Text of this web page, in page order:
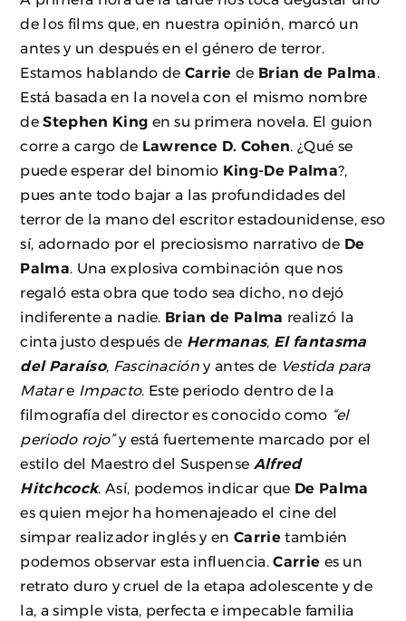
de los films que, en nuestra opinión, marcó un
antes y un después en el género de terror.
Estamos hablando de Carrie de Brian de Palma.
Está basada en la novela con el mismo nombre
deStephen King en su primera novela. El guion
corre a cargo de Lawrence D. Cohen. ¿Qué se
puede esperar del binomio King-De Palma?,
pues ante todo bajar a las profundidades del
terror de la mano del escritor estadounidense, eso
sí, adornado por el preciosismo narrativo de De
Palma. Una explosiva combinación que nos
regaló esta obra que todo sea dicho, no dejó
indiferente a nadie. Brian de Palma realizó la
cinta justo después de Hermanas, El fantasma
del Paraíso, Fascinación y antes de Vestida para
Matare Impacto. Este periodo dentro de la
filmografía del director es conocido como “el
periodo rojo”y está fuertemente marcado por el
estilo del Maestro del Suspense Alfred
Hitchcock. Así, podemos indicar que De Palma
es quien mejor ha homenajeado el cine del
simpar realizador inglés y enCarrietambién
podemos observar esta influencia.Carrie es un
retrato duro y cruel de la etapa adolescente y de
la, a simple vista, perfecta e impecable familia